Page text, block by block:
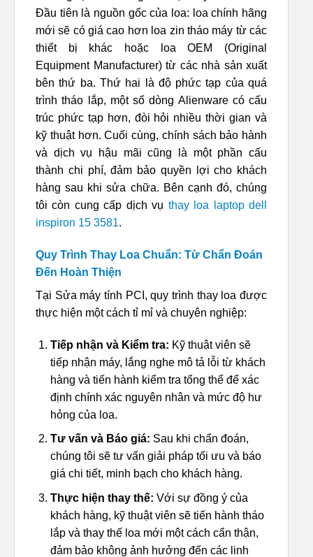
Đầu tiên là nguồn gốc của loa: loa chính hãng
mới sẽ có giá cao hơn loa zin tháo máy từ các
thiết bị khác hoặc loa OEM (Original
Equipment Manufacturer) từ các nhà sản xuất
bên thứ ba. Thứ hai là độ phức tạp của quá
trình tháo lắp, một số dòng Alienware có cấu
trúc phức tạp hơn, đòi hỏi nhiều thời gian và
kỹ thuật hơn. Cuối cùng, chính sách bảo hành
và dịch vụ hậu mãi cũng là một phần cấu
thành chi phí, đảm bảo quyền lợi cho khách
hàng sau khi sửa chữa. Bên cạnh đó, chúng
tôi còn cung cấp dịch vụ thay loa laptop dell
inspiron 15 3581.
Quy Trình Thay Loa Chuẩn: Từ Chẩn Đoán
Đến Hoàn Thiện
Tại Sửa máy tính PCI, quy trình thay loa được
thực hiện một cách tỉ mỉ và chuyên nghiệp:
Tiếp nhận và Kiểm tra: Kỹ thuật viên sẽ
tiếp nhận máy, lắng nghe mô tả lỗi từ khách
hàng và tiến hành kiểm tra tổng thể để xác
định chính xác nguyên nhân và mức độ hư
hỏng của loa.
Tư vấn và Báo giá: Sau khi chẩn đoán,
chúng tôi sẽ tư vấn giải pháp tối ưu và báo
giá chi tiết, minh bạch cho khách hàng.
Thực hiện thay thế: Với sự đồng ý của
khách hàng, kỹ thuật viên sẽ tiến hành tháo
lắp và thay thế loa mới một cách cẩn thận,
đảm bảo không ảnh hưởng đến các linh